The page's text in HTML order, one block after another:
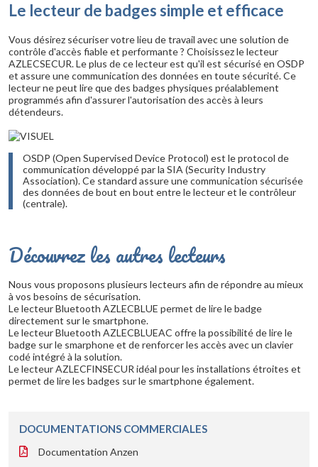
Le lecteur de badges simple et efficace
Vous désirez sécuriser votre lieu de travail avec une solution de
contrôle d'accès fiable et performante ? Choisissez le lecteur
AZLECSECUR. Le plus de ce lecteur est qu'il est sécurisé en OSDP
et assure une communication des données en toute sécurité. Ce
lecteur ne peut lire que des badges physiques préalablement
programmés afin d'assurer l'autorisation des accès à leurs
détendeurs.
OSDP (Open Supervised Device Protocol) est le protocol de
communication développé par la SIA (Security Industry
Association). Ce standard assure une communication sécurisée
des données de bout en bout entre le lecteur et le contrôleur
(centrale).
Découvrez les autres lecteurs
Nous vous proposons plusieurs lecteurs afin de répondre au mieux
à vos besoins de sécurisation.
Le lecteur Bluetooth AZLECBLUE permet de lire le badge
directement sur le smartphone.
Le lecteur Bluetooth AZLECBLUEAC offre la possibilité de lire le
badge sur le smarphone et de renforcer les accès avec un clavier
codé intégré à la solution.
Le lecteur AZLECFINSECUR idéal pour les installations étroites et
permet de lire les badges sur le smartphone également.
DOCUMENTATIONS COMMERCIALES
Documentation Anzen